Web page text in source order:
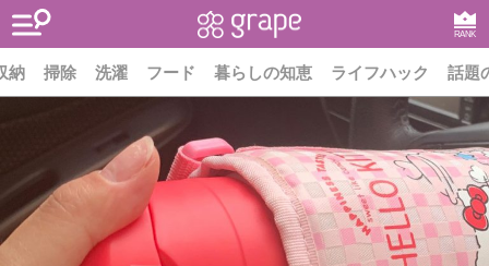
RANK
納 掃除 洗濯 フード 暮らしの知恵 ライフハック 話題